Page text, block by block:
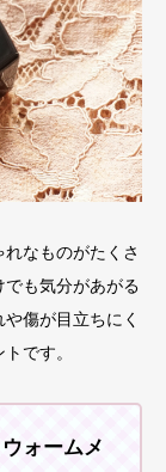
なものがたくさ
も気分があがる
傷が目立ちにく
です。
ォームメ